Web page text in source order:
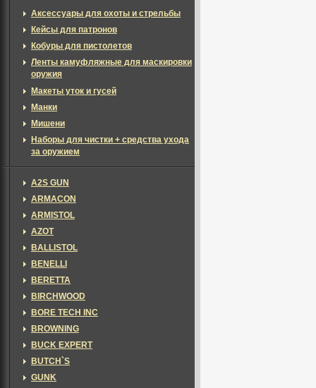
Аксессуары для охоты и стрельбы
Кейсы для патронов
Кобуры для пистолетов
Ленты камуфляжные для маскировки
оружия
Макеты уток и гусей
Манки
Мишени
Наборы для чистки + средства ухода
за оружием
A2S GUN
ARMACON
ARMISTOL
AZOT
BALLISTOL
BENELLI
BERETTA
BIRCHWOOD
BORE TECH INC
BROWNING
BUCK EXPERT
BUTCH`S
GUNK